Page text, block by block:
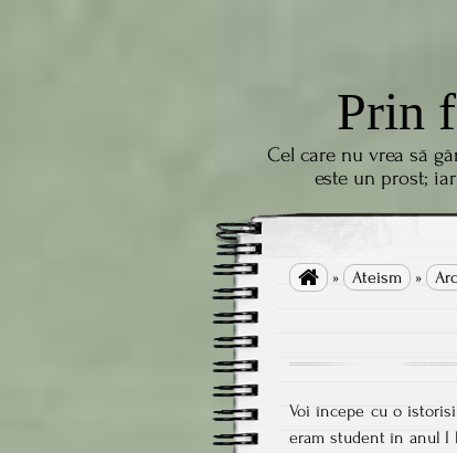
Prin
Cel care nu vrea să
este un prost;
 » Ateism »
Voi începe cu o
eram student în anul I